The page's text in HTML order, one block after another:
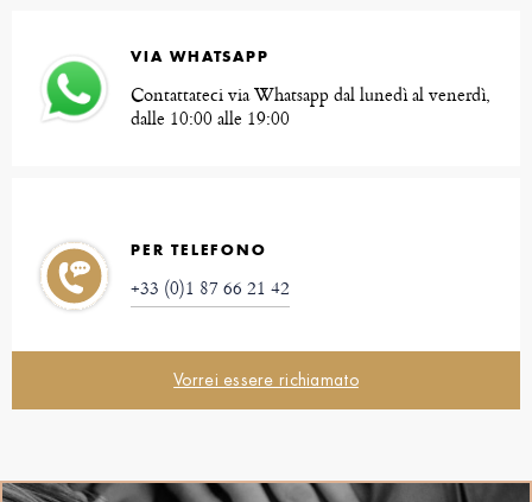
VIA WHATSAPP
Contattateci via Whatsapp dal lunedì al venerdì,
dalle 10:00 alle 19:00
PER TELEFONO
+33 (0)1 87 66 21 42
Vorrei essere richiamato